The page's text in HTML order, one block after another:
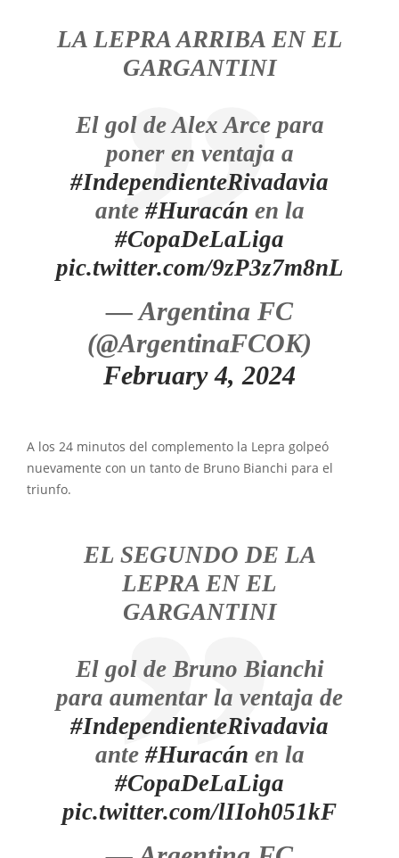
LA LEPRA ARRIBA EN EL
GARGANTINI
El gol de Alex Arce para
poner en ventaja a
#IndependienteRivadavia
ante #Huracán en la
#CopaDeLaLiga
pic.twitter.com/9zP3z7m8nL
— Argentina FC
(@ArgentinaFCOK)
February 4, 2024
A los 24 minutos del complemento la Lepra golpeó
nuevamente con un tanto de Bruno Bianchi para el
triunfo.
EL SEGUNDO DE LA
LEPRA EN EL
GARGANTINI
El gol de Bruno Bianchi
para aumentar la ventaja de
#IndependienteRivadavia
ante #Huracán en la
#CopaDeLaLiga
pic.twitter.com/lIIoh051kF